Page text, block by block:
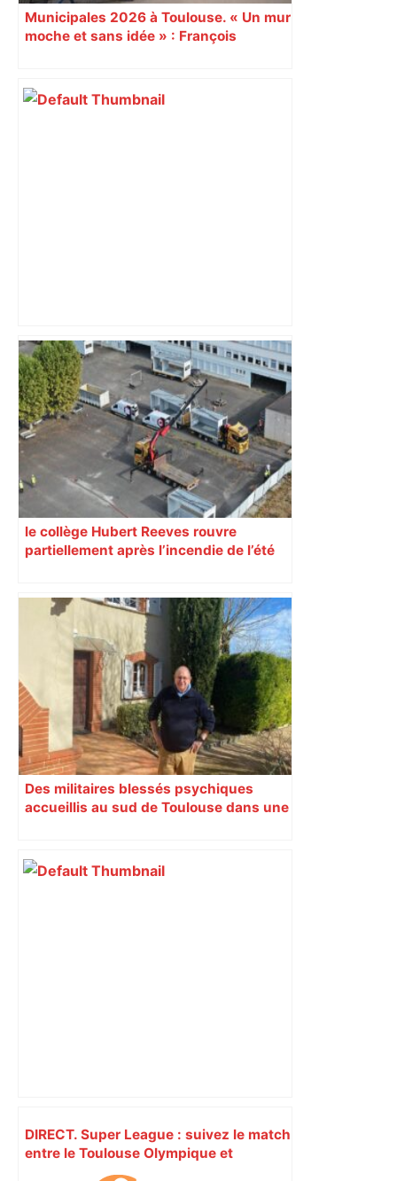
Municipales 2026 à Toulouse. « Un mur
moche et sans idée » : François
Augustins
"C’est l’une des plus fortes
fréquentations du circuit" : Toulouse
est-elle la capitale du poker amateur –
ladepeche.fr
le collège Hubert Reeves rouvre
partiellement après l’incendie de l’été
Des militaires blessés psychiques
accueillis au sud de Toulouse dans une
DIRECT. Super League : suivez le match
entre le Toulouse Olympique et
Warrington ce samedi à 18 heures –